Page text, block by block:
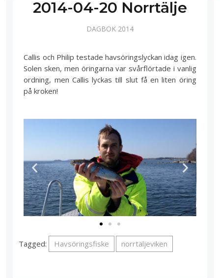
2014-04-20 Norrtälje
DAGBOK 2014
Callis och Philip testade havsöringslyckan idag igen.
Solen sken, men öringarna var svårflörtade i vanlig
ordning, men Callis lyckas till slut få en liten öring
på kroken!
Tagged: Havsöringsfiske norrtäljeviken